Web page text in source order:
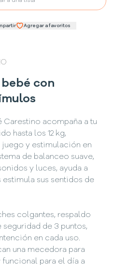
Agregar a favoritos
con
Carestino acompaña a tu
hasta los 12 kg,
y estimulación en
de balanceo suave,
y luces, ayuda a
sus sentidos de
colgantes, respaldo
de 3 puntos,
en cada uso.
una mecedora para
para el día a